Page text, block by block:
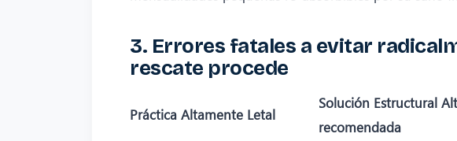
3. Errores fatales a evitar
rescate procede
Práctica Altamente Letal
Solución Estructural
recomendada